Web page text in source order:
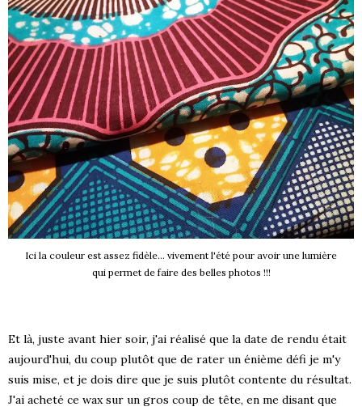
Ici la couleur est assez fidèle... vivement l'été pour avoir une lumière
qui permet de faire des belles photos !!!
Et là, juste avant hier soir, j'ai réalisé que la date de rendu était
aujourd'hui, du coup plutôt que de rater un énième défi je m'y
suis mise, et je dois dire que je suis plutôt contente du résultat.
J'ai acheté ce wax sur un gros coup de tête, en me disant que
!